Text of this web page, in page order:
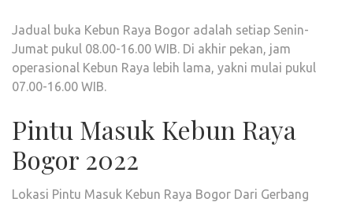
Jadual buka Kebun Raya Bogor adalah setiap Senin-
Jumat pukul 08.00-16.00 WIB. Di akhir pekan, jam
operasional Kebun Raya lebih lama, yakni mulai pukul
07.00-16.00 WIB.
Pintu Masuk Kebun Raya
Bogor 2022
Lokasi Pintu Masuk Kebun Raya Bogor Dari Gerbang